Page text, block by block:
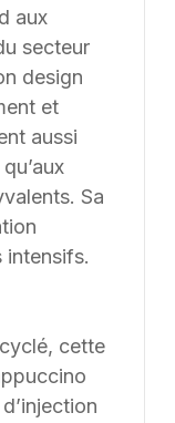
partir d’une
être conçu et
spécifiques.
aux
secteur
design
et
aussi
Sa
intensifs.
cette